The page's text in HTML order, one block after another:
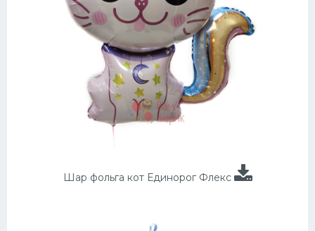
Шар фольга кот Единорог Флекс